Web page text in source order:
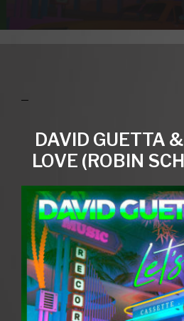
DAVID GUETTA
LOVE (ROBIN